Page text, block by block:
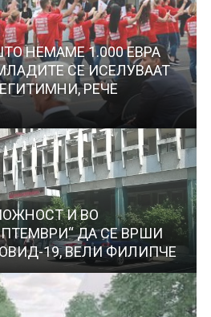
НЕМАМЕ 1.000 ЕВРА
СЕ ИСЕЛУВААТ
РЕЧЕ
И ВО
ДА СЕ ВРШИ
19, ВЕЛИ ФИЛИПЧЕ